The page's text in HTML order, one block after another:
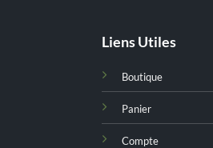
Liens Utiles
Boutique
Panier
Compte